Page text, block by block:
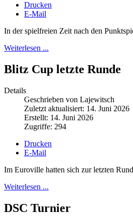
Drucken
E-Mail
In der spielfreien Zeit nach den
Weiterlesen ...
Blitz Cup letzte Runde
Details
Geschrieben von Lajewitsch
Zuletzt aktualisiert: 14. Juni 2026
Erstellt: 14. Juni 2026
Zugriffe: 294
Drucken
E-Mail
Im Euroville hatten sich zur letzten
Weiterlesen ...
DSC Turnier